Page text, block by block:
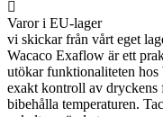
Varor i EU-lager
vi skickar från vårt eget
Wacaco Exaflow är ett
utökar funktionaliteten
exakt kontroll av dryckens
bibehålla temperaturen.